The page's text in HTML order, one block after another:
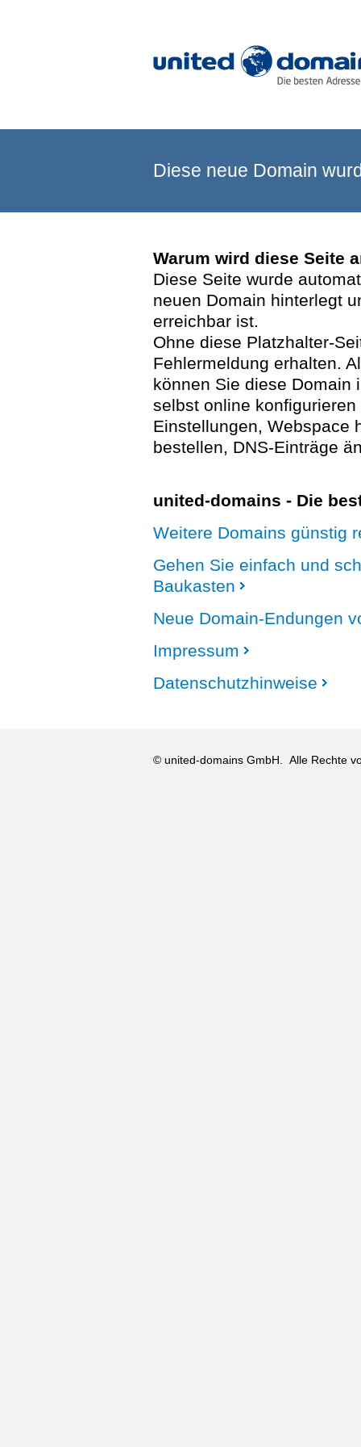
Diese neue Domain
Warum wird diese Seite
Diese Seite wurde
neuen Domain hinterlegt
erreichbar ist.
Ohne diese Platzhalter-
Fehlermeldung erhalten.
können Sie diese Domain
selbst online
Einstellungen, Webspace
bestellen, DNS-Einträge
united-domains - Die
Weitere Domains günstig
Gehen Sie einfach und
Baukasten
Neue Domain-Endungen
Impressum
Datenschutzhinweise
© united-domains GmbH. Alle Rechte